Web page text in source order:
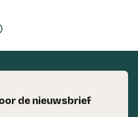
de nieuwsbrief